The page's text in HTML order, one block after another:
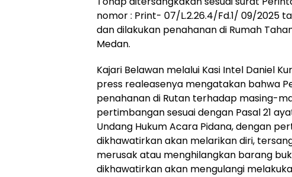
nomor : Print- 07/L.2.26.4/Fd.1/ 09/2025
dan dilakukan penahanan di Rumah
Medan.
Kajari Belawan melalui Kasi Intel Daniel
press realeasenya mengatakan bahwa
penahanan di Rutan terhadap masing-
pertimbangan sesuai dengan Pasal 21
Undang Hukum Acara Pidana, dengan
dikhawatirkan akan melarikan diri,
merusak atau menghilangkan barang
dikhawatirkan akan mengulangi